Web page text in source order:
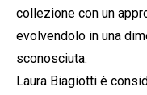
collezione con un
evolvendolo in una
sconosciuta.
Laura Biagiotti è